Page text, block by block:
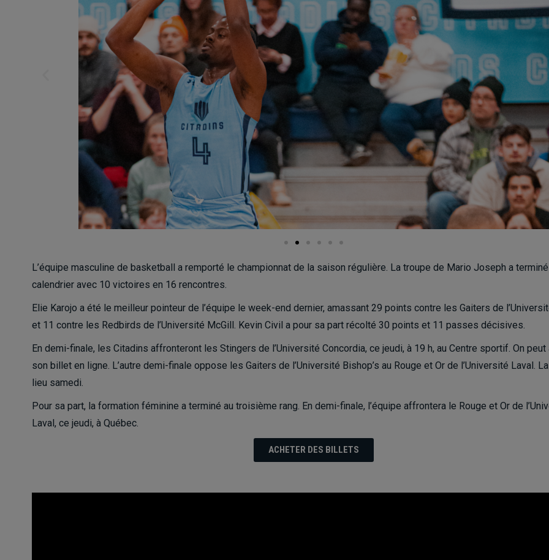
L’équipe masculine de basketball a remporté le championnat de la saison régulière. La troupe de Mario Joseph a
calendrier avec 10 victoires en 16 rencontres.
Elie Karojo a été le meilleur pointeur de l’équipe le week-end dernier, amassant 29 points contre les Gaiters de
et 11 contre les Redbirds de l’Université McGill. Kevin Civil a pour sa part récolté 30 points et 11 passes décisives.
En demi-finale, les Citadins affronteront les Stingers de l’Université Concordia, ce jeudi, à 19 h, au Centre sportif. On peut
son billet en ligne . L’autre demi-finale oppose les Gaiters de l’Université Bishop’s au Rouge et Or de l’Université Laval.
lieu samedi.
Pour sa part, la formation féminine a terminé au troisième rang. En demi-finale, l’équipe affrontera le Rouge et Or de
Laval, ce jeudi, à Québec.
ACHETER DES BILLETS